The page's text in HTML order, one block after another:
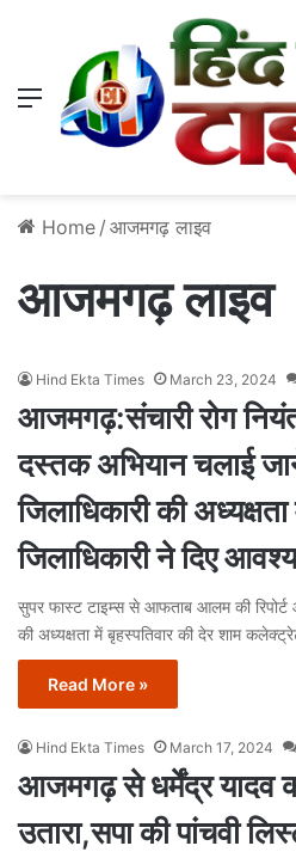
Menu
Home / आजमगढ़ लाइव
आजमगढ़ लाइव
Hind Ekta Times March 23, 2024
आजमगढ़:संचारी रोग
दस्तक अभियान चलाई
जिलाधिकारी की
जिलाधिकारी ने दिए
सुपर फास्ट टाइम्स से आफताब आलम की रिपोर्ट
की अध्यक्षता में बृहस्पतिवार की देर शाम
Read More »
Hind Ekta Times March 17, 2024
आजमगढ़ से धर्मेंद्र यादव
उतारा,सपा की पांचवी